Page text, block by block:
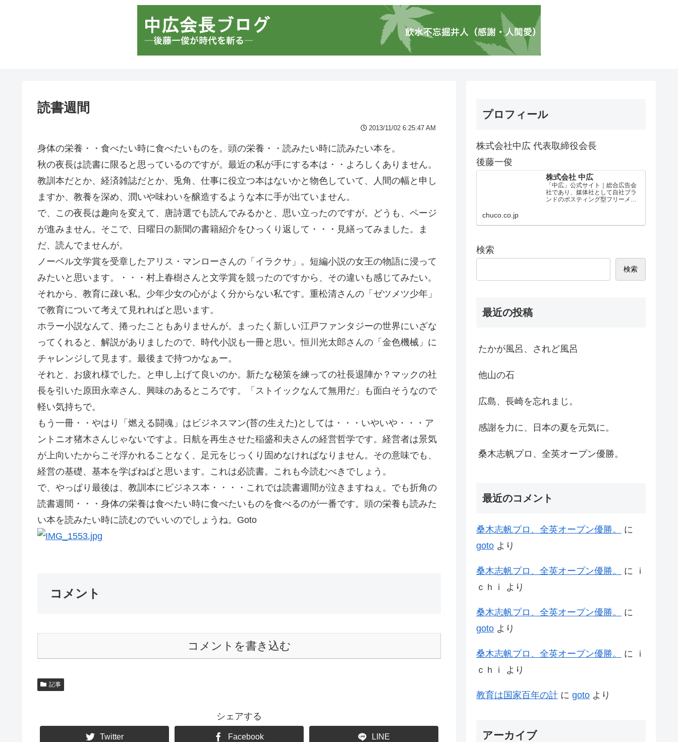
読書週間
2013/11/02 6:25:47 AM
身体の栄養・・食べたい時に食べたいものを。頭の栄養・・読みたい時に読みたい本を。
秋の夜長は読書に限ると思っているのですが。最近の私が手にする本は・・よろしくありません。
教訓本だとか、経済雑誌だとか、兎角、仕事に役立つ本はないかと物色していて、人間の幅と申し
ますか、教養を深め、潤いや味わいを醸造するような本に手が出ていません。
で、この夜長は趣向を変えて、唐詩選でも読んでみるかと、思い立ったのですが。どうも、ページ
が進みません。そこで、日曜日の新聞の書籍紹介をひっくり返して・・・見繕ってみました。ま
だ、読んでませんが。
ノーベル文学賞を受章したアリス・マンローさんの「イラクサ」。短編小説の女王の物語に浸って
みたいと思います。・・・村上春樹さんと文学賞を競ったのですから、その違いも感じてみたい。
それから、教育に疎い私。少年少女の心がよく分からない私です。重松清さんの「ゼツメツ少年」
で教育について考えて見れればと思います。
ホラー小説なんて、捲ったこともありませんが。まったく新しい江戸ファンタジーの世界にいざな
ってくれると、解説がありましたので、時代小説も一冊と思い。恒川光太郎さんの「金色機械」に
チャレンジして見ます。最後まで持つかなぁー。
それと、お疲れ様でした。と申し上げて良いのか。新たな秘策を練っての社長退陣か？マックの社
長を引いた原田永幸さん、興味のあるところです。「ストイックなんて無用だ」も面白そうなので
軽い気持ちで。
もう一冊・・やはり「燃える闘魂」はビジネスマン(苔の生えた)としては・・・いやいや・・・ア
ントニオ猪木さんじゃないですよ。日航を再生させた稲盛和夫さんの経営哲学です。経営者は景気
が上向いたからこそ浮かれることなく、足元をじっくり固めなければなりません。その意味でも、
経営の基礎、基本を学ばねばと思います。これは必読書。これも今読むべきでしょう。
で、やっぱり最後は、教訓本にビジネス本・・・・これでは読書週間が泣きますねぇ。でも折角の
読書週間・・・身体の栄養は食べたい時に食べたいものを食べるのが一番です。頭の栄養も読みた
い本を読みたい時に読むのでいいのでしょうね。Goto
コメント
コメントを書き込む
記事
シェアする
Twitter Facebook LINE
プロフィール
株式会社中広 代表取締役会長
後藤一俊
株式会社 中広
「中広」公式サイト｜総合広告会
社であり、媒体社として自社ブラ
ンドのポスティング型フリーメデ
chuco.co.jp
検索
検索
最近の投稿
たかが風呂、されど風呂
他山の石
広島、長崎を忘れまじ。
感謝を力に、日本の夏を元気に。
桑木志帆プロ、全英オープン優勝。
最近のコメント
桑木志帆プロ、全英オープン優勝。
に
goto より
桑木志帆プロ、全英オープン優勝。 に
ｉ
ｃｈｉ
より
桑木志帆プロ、全英オープン優勝。
に
goto より
桑木志帆プロ、全英オープン優勝。 に
ｉ
ｃｈｉ
より
教育は国家百年の計 に goto より
アーカイブ